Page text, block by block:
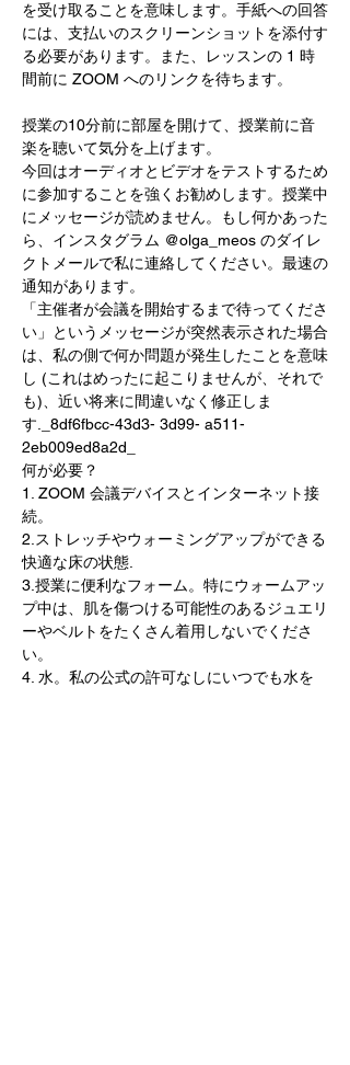
を受け取ることを意味します。手紙への回答
には、支払いのスクリーンショットを添付す
る必要があります。また、レッスンの 1 時
間前に ZOOM へのリンクを待ちます。
授業の10分前に部屋を開けて、授業前に音
楽を聴いて気分を上げます。
今回はオーディオとビデオをテストするため
に参加することを強くお勧めします。授業中
にメッセージが読めません。もし何かあった
ら、インスタグラム @olga_meos のダイレ
クトメールで私に連絡してください。最速の
通知があります。
「主催者が会議を開始するまで待ってくださ
い」というメッセージが突然表示された場合
は、私の側で何か問題が発生したことを意味
し (これはめったに起こりませんが、それで
も)、近い将来に間違いなく修正しま
す._8df6fbcc-43d3- 3d99- a511-
2eb009ed8a2d_
何が必要？
1. ZOOM 会議デバイスとインターネット接
続。
2.ストレッチやウォーミングアップができる
快適な床の状態.
3.授業に便利なフォーム。特にウォームアッ
プ中は、肌を傷つける可能性のあるジュエリ
ーやベルトをたくさん着用しないでくださ
い。
4. 水。私の公式の許可なしにいつでも水を